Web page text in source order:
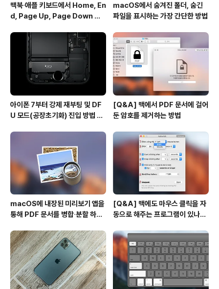
맥북∙애플 키보드에서 Home, En
d, Page Up, Page Down 키
macOS에서 숨겨진 폴더, 숨긴
파일을 표시하는 가장 간단한 방법
아이폰 7부터 강제 재부팅 및 DF
U 모드(공장초기화) 진입 방법 변
[Q&A] 맥에서 PDF 문서에 걸어
둔 암호를 제거하는 방법
macOS에 내장된 미리보기 앱을
통해 PDF 문서를 병합∙분할 하는
[Q&A] 맥에도 마우스 클릭을 자
동으로 해주는 프로그램이 있나